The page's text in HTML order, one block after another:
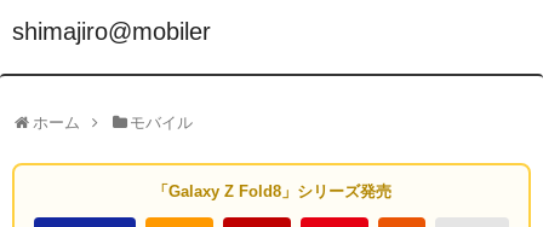
shimajiro@mobiler
ホーム モバイル
「Galaxy Z Fold8」シリーズ発売